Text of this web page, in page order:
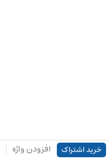
خرید اشتراک افزودن واژه